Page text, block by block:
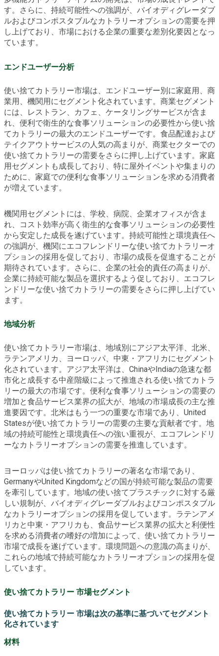
す。さらに、持続可能性への強調が、バイオディグレーダブ
ルおよびコンポスタブルなカトラリーオプションの需要を押
し上げており、市場における企業の重要な差別化要因となっ
ています。
エンドユーザー分析
使い捨てカトラリー市場は、エンドユーザー別に家庭用、商
業用、機関用にセグメント化されています。商業セグメント
には、レストラン、カフェ、ケータリングサービスが含ま
れ、便利で衛生的な食事ソリューションの必要性から使い捨
てカトラリーの最大のエンドユーザーです。食品配達および
テイクアウトサービスの人気の高まりが、商業セクターでの
使い捨てカトラリーの需要をさらに押し上げています。家庭
用セグメントも成長しており、特に屋外イベントや集まりの
ために、家庭での便利な食事ソリューションを求める消費者
が増えています。
機関用セグメントには、学校、病院、企業オフィスが含ま
れ、コスト効率が高く衛生的な食事ソリューションの必要性
から安定した成長を遂げています。持続可能性と環境責任へ
の強調が、機関にエコフレンドリーな使い捨てカトラリーオ
プションの採用を促しており、市場の成長を促進することが
期待されています。さらに、企業の社会的責任の高まりが、
企業に持続可能な製品を選択するよう促しており、エコフレ
ンドリーな使い捨てカトラリーの需要をさらに押し上げてい
ます。
地域分析
使い捨てカトラリー市場は、地域別にアジア太平洋、北米、
ラテンアメリカ、ヨーロッパ、中東・アフリカにセグメント
化されています。アジア太平洋は、ChinaやIndiaの急速な都
市化と成長する中産階級によって推進される使い捨てカトラ
リーの最大の市場です。便利な食事ソリューションの需要の
増加と食品サービス業界の拡大が、地域の市場成長の主な推
進要因です。北米はもう一つの重要な市場であり、United
Statesが使い捨てカトラリーの需要の主要な貢献者です。地
域の持続可能性と環境責任への強い重視が、エコフレンドリ
ーなカトラリーオプションの需要を推進しています。
ヨーロッパは使い捨てカトラリーの著名な市場であり、
GermanyやUnited Kingdomなどの国が持続可能な製品の需要
を牽引しています。地域の使い捨てプラスチックに対する厳
しい規制が、バイオディグレーダブルおよびコンポスタブル
なカトラリーオプションの採用を促しています。ラテンアメ
リカと中東・アフリカも、食品サービス業界の拡大と利便性
を求める消費者の嗜好の増加によって、使い捨てカトラリー
市場で成長を遂げています。環境問題への意識の高まりが、
これらの地域で持続可能なカトラリーオプションの採用を促
しています。
使い捨てカトラリー 市場セグメント
使い捨てカトラリー 市場は次の基準に基づいてセグメント
化されています
材料